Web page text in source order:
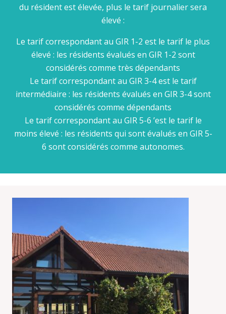
du résident est élevée, plus le tarif journalier sera
élevé :
Le tarif correspondant au GIR 1-2 est le tarif le plus
élevé : les résidents évalués en GIR 1-2 sont
considérés comme très dépendants
Le tarif correspondant au GIR 3-4 est le tarif
intermédiaire : les résidents évalués en GIR 3-4 sont
considérés comme dépendants
Le tarif correspondant au GIR 5-6 ’est le tarif le
moins élevé : les résidents qui sont évalués en GIR 5-
6 sont considérés comme autonomes.